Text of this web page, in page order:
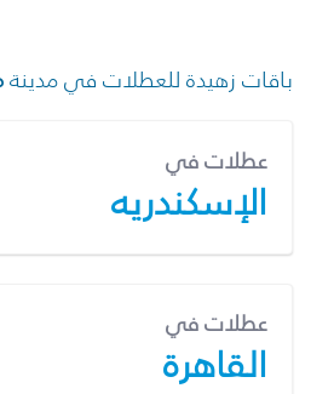
باقات زهيدة للعطلات في مدينة
عطلات في
الإسكندريه
عطلات في
القاهرة